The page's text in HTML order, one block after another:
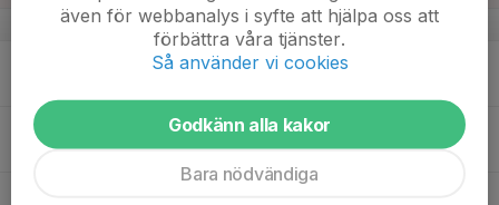
v.47
17
även för webbanalys i syfte att hjälpa oss att
förbättra våra tjänster.
Så använder vi cookies
Godkänn alla kakor
Bara nödvändiga